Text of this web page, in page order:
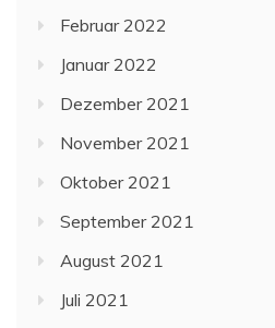
Februar 2022
Januar 2022
Dezember 2021
November 2021
Oktober 2021
September 2021
August 2021
Juli 2021